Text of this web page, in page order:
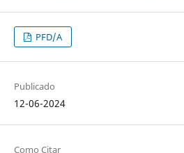
PFD/A
Publicado
12-06-2024
Como Citar